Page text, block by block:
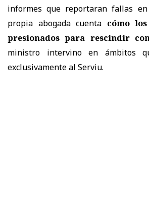
informes que reportaran fallas
propia abogada cuenta cómo
presionados para rescindir
ministro intervino en ámbitos
exclusivamente al Serviu.